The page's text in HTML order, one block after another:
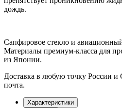
дождь.
Сапфировое стекло и
Материалы премиум-класса для
из Японии.
Доставка в любую точку России и
почта.
Характеристики